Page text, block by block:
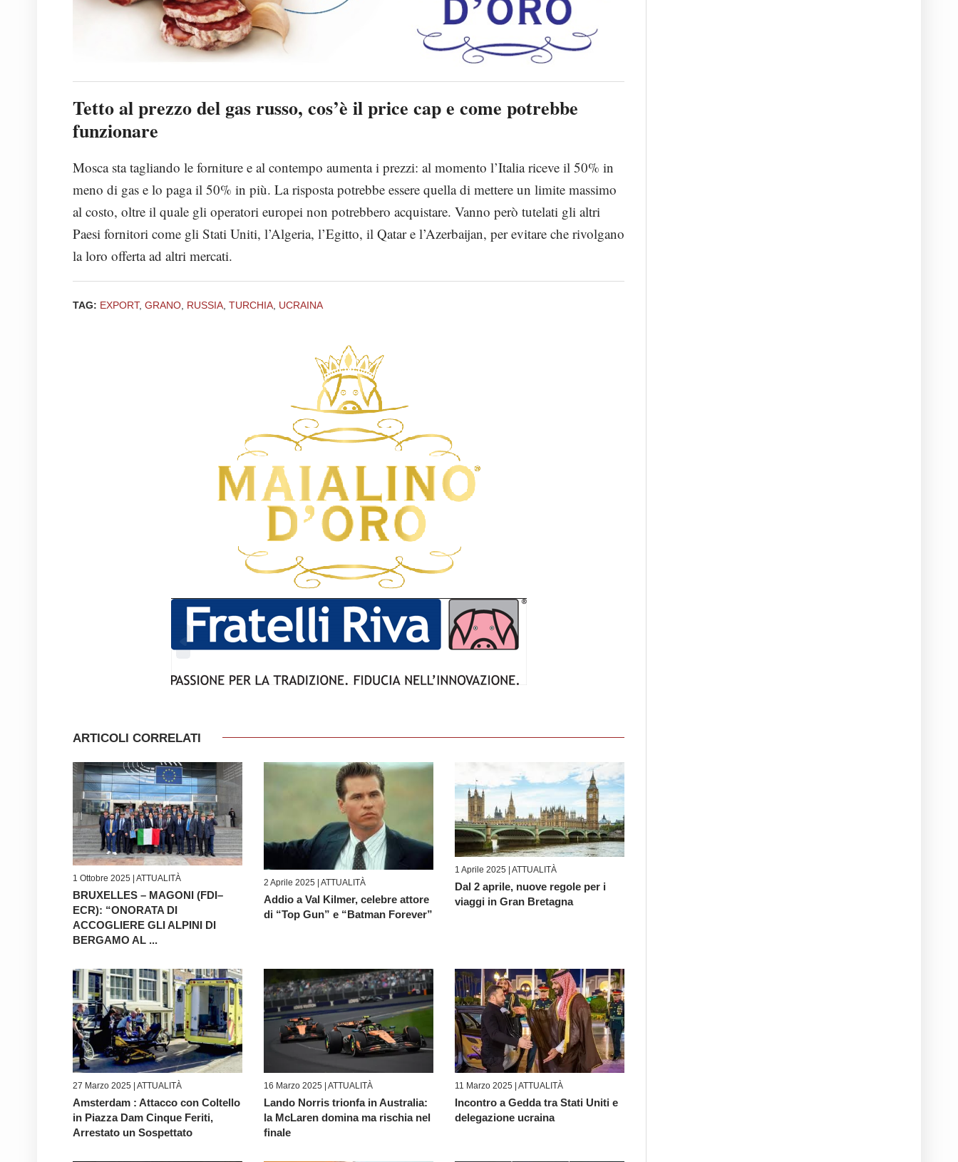
Tetto al prezzo del gas russo, cos’è il price cap e come potrebbe
funzionare
Mosca sta tagliando le forniture e al contempo aumenta i prezzi: al momento l’Italia riceve il 50% in
meno di gas e lo paga il 50% in più. La risposta potrebbe essere quella di mettere un limite massimo
al costo, oltre il quale gli operatori europei non potrebbero acquistare. Vanno però tutelati gli altri
Paesi fornitori come gli Stati Uniti, l’Algeria, l’Egitto, il Qatar e l’Azerbaijan, per evitare che rivolgano
la loro offerta ad altri mercati.
TAG: EXPORT, GRANO RUSSIA TURCHIA UCRAINA
ARTICOLI CORRELATI
1 Ottobre 2025 | ATTUALITÀ
BRUXELLES – MAGONI (FDI–
ECR): “ONORATA DI
ACCOGLIERE GLI ALPINI DI
BERGAMO AL ...
2 Aprile 2025 | ATTUALITÀ
Addio a Val Kilmer, celebre attore
di “Top Gun” e “Batman Forever”
1 Aprile 2025 | ATTUALITÀ
Dal 2 aprile, nuove regole per i
viaggi in Gran Bretagna
27 Marzo 2025 | ATTUALITÀ
Amsterdam : Attacco con Coltello
in Piazza Dam Cinque Feriti,
Arrestato un Sospettato
16 Marzo 2025 | ATTUALITÀ
Lando Norris trionfa in Australia:
la McLaren domina ma rischia nel
finale
11 Marzo 2025 | ATTUALITÀ
Incontro a Gedda tra Stati Uniti e
delegazione ucraina